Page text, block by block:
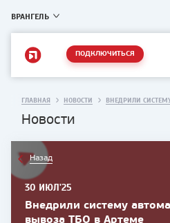
ВРАНГЕЛЬ
ПОДКЛЮЧИТЬСЯ
ГЛАВНАЯ НОВОСТИ ВНЕДРИЛИ
Новости
Назад
30 ИЮЛ'25
Внедрили систему
вывоза ТБО в Артеме